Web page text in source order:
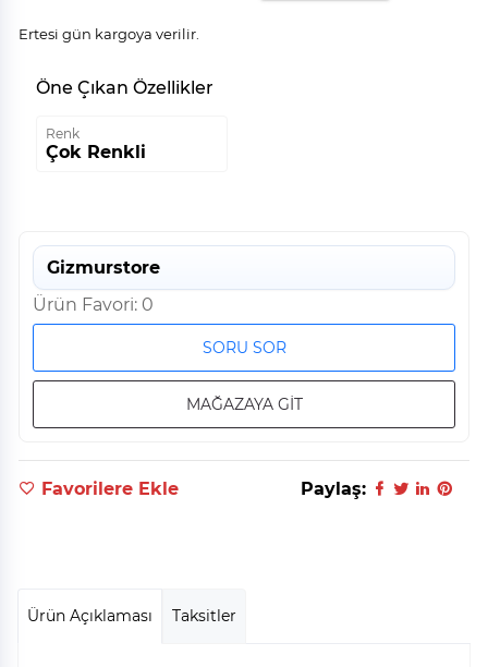
Ertesi gün kargoya verilir.
Öne Çıkan Özellikler
Renk
Çok Renkli
Gizmurstore
Ürün Favori: 0
SORU SOR
MAĞAZAYA GİT
Favorilere Ekle Paylaş:
Ürün Açıklaması Taksitler